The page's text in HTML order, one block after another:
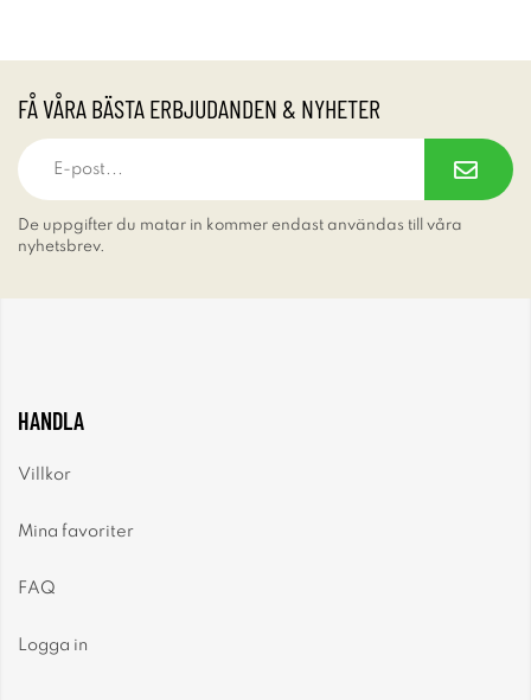
FÅ VÅRA BÄSTA ERBJUDANDEN & NYHETER
De uppgifter du matar in kommer endast användas till våra
nyhetsbrev.
HANDLA
Villkor
Mina favoriter
FAQ
Logga in